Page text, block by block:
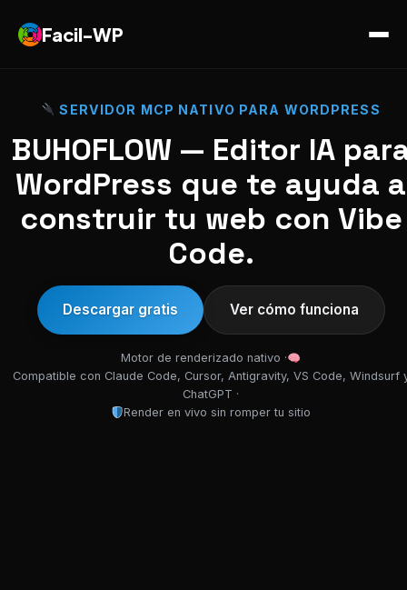
Facil-WP
SERVIDOR MCP NATIVO PARA WORDPRESS
BUHOFLOW — Editor IA
WordPress que te ayuda a
construir tu web con Vibe
Code.
Descargar gratis Ver cómo funciona
Motor de renderizado nativo ·
Compatible con Claude Code, Cursor, Antigravity, VS Code, Windsurf
ChatGPT ·
Render en vivo sin romper tu sitio